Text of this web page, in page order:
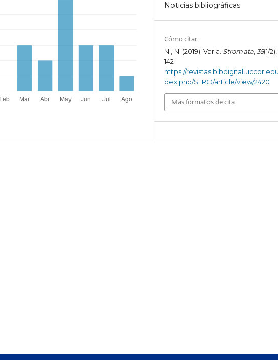
Noticias bibliográficas
Cómo citar
N., N. (2019). Varia. Stromata ,35(1/
142.
https://
dex.php/STRO/article/view/2420
Más formatos de cita